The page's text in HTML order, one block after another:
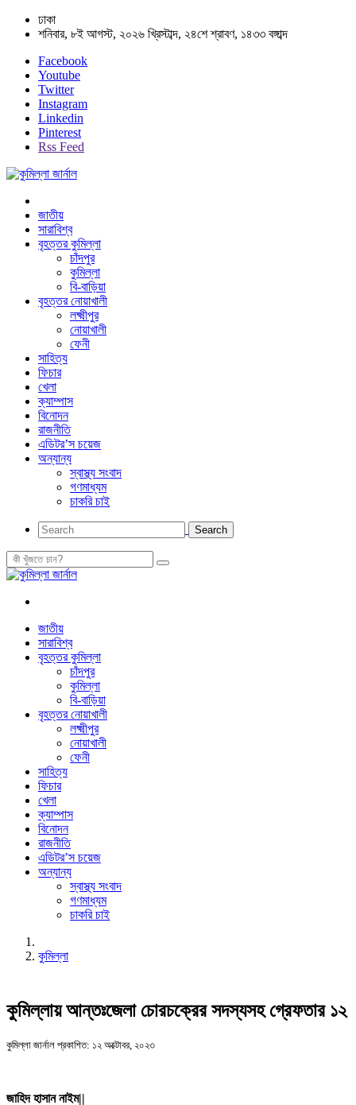
ঢাকা
শনিবার, ৮ই আগস্ট, ২০২৬ খ্রিস্টাব্দ, ২৪শে শ্রাবণ, ১৪৩৩ বঙ্গাব্দ
Facebook
Youtube
Twitter
Instagram
Linkedin
Pinterest
Rss Feed
জাতীয়
সারাবিশ্ব
বৃহত্তর কুমিল্লা
চাঁদপুর
কুমিল্লা
বি-বাড়িয়া
বৃহত্তর নোয়াখালী
লক্ষ্মীপুর
নোয়াখালী
ফেনী
সাহিত্য
ফিচার
খেলা
ক্যাম্পাস
বিনোদন
রাজনীতি
এডিটর’স চয়েজ
অন্যান্য
স্বাস্থ্য সংবাদ
গণমাধ্যম
চাকরি চাই
জাতীয়
সারাবিশ্ব
বৃহত্তর কুমিল্লা
চাঁদপুর
কুমিল্লা
বি-বাড়িয়া
বৃহত্তর নোয়াখালী
লক্ষ্মীপুর
নোয়াখালী
ফেনী
সাহিত্য
ফিচার
খেলা
ক্যাম্পাস
বিনোদন
রাজনীতি
এডিটর’স চয়েজ
অন্যান্য
স্বাস্থ্য সংবাদ
গণমাধ্যম
চাকরি চাই
কুমিল্লা
কুমিল্লায় আন্তঃজেলা চোরচক্রের সদস্যসহ গ্রেফতার ১২
কুমিল্লা জার্নাল প্রকাশিত: ১২ অক্টোবর, ২০২৩
জাহিদ হাসান নাইম||